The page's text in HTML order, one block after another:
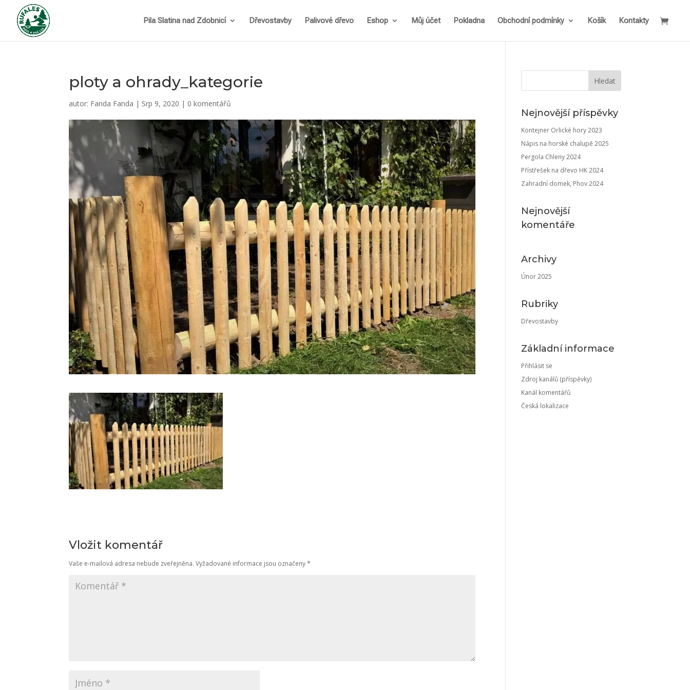
Pila Slatina nad Zdobnicí Dřevostavby Palivové dřevo Eshop Můj účet Pokladna Obchodní podmínky Košík Kontakty
ploty a ohrady_kategorie
autor: Fanda Fanda | Srp 9, 2020 | 0 komentářů
Vložit komentář
Vaše e-mailová adresa nebude zveřejněna. Vyžadované informace jsou označeny*
Nejnovější příspěvky
Kontejner Orlické hory 2023
Nápis na horské chalupě 2025
Pergola Chleny 2024
Přístřešek na dřevo HK 2024
Zahradní domek, Phov 2024
Nejnovější
komentáře
Archivy
Únor 2025
Rubriky
Dřevostavby
Základní informace
Přihlásit se
Zdroj kanálů (příspěvky)
Kanál komentářů
Česká lokalizace